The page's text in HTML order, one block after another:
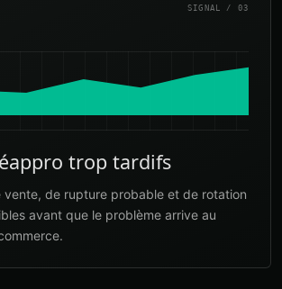
SIGNAL / 03
trop tardifs
vente, de rupture probable et de rotation
avant que le problème arrive au